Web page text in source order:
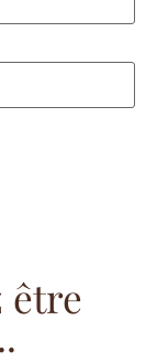
être